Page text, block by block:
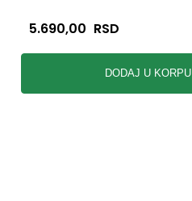
Rešite probleme sa
kod bronhitisa, astme,
bolesti pluća (HOBP) i
podržavajući zdravu
5.690,00 RSD
DODAJ U KORPU